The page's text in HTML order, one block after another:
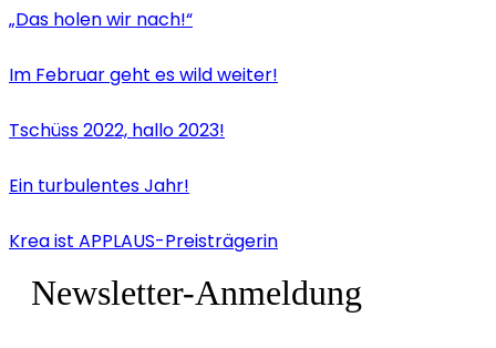
„Das holen wir nach!“
Im Februar geht es wild weiter!
Tschüss 2022, hallo 2023!
Ein turbulentes Jahr!
Krea ist APPLAUS-Preisträgerin
Newsletter-Anmeldung